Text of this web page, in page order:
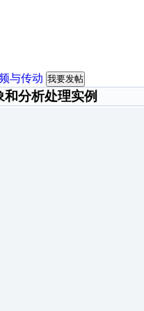
与传动 我要发帖
分析处理实例